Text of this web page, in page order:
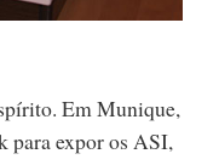
Em Munique,
para expor os ASI,